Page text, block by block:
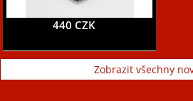
440 CZK
Zobrazit všechny